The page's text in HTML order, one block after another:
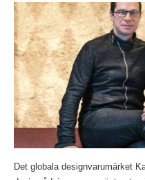
Det globala designvarumärket